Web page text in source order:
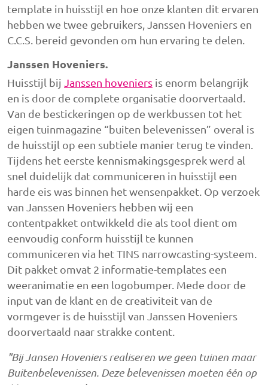
template in huisstijl en hoe onze klanten dit ervaren
hebben we twee gebruikers, Janssen Hoveniers en
C.C.S. bereid gevonden om hun ervaring te delen.
Janssen Hoveniers.
Huisstijl bij Janssen hoveniers is enorm belangrijk
en is door de complete organisatie doorvertaald.
Van de bestickeringen op de werkbussen tot het
eigen tuinmagazine “buiten belevenissen” overal is
de huisstijl op een subtiele manier terug te vinden.
Tijdens het eerste kennismakingsgesprek werd al
snel duidelijk dat communiceren in huisstijl een
harde eis was binnen het wensenpakket. Op verzoek
van Janssen Hoveniers hebben wij een
contentpakket ontwikkeld die als tool dient om
eenvoudig conform huisstijl te kunnen
communiceren via het TINS narrowcasting-systeem.
Dit pakket omvat 2 informatie-templates een
weeranimatie en een logobumper. Mede door de
input van de klant en de creativiteit van de
vormgever is de huisstijl van Janssen Hoveniers
doorvertaald naar strakke content.
"Bij Jansen Hoveniers realiseren we geen tuinen maar
Buitenbelevenissen. Deze belevenissen moeten één op